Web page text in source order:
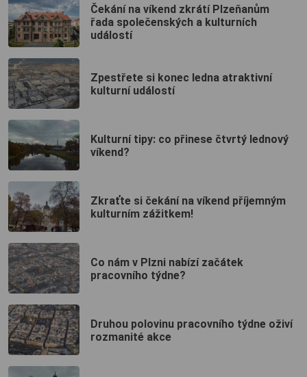
Čekání na víkend zkrátí Plzeňanům
řada společenských a kulturních
událostí
Zpestřete si konec ledna atraktivní
kulturní událostí
Kulturní tipy: co přinese čtvrtý lednový
víkend?
Zkraťte si čekání na víkend příjemným
kulturním zážitkem!
Co nám v Plzni nabízí začátek
pracovního týdne?
Druhou polovinu pracovního týdne oživí
rozmanité akce